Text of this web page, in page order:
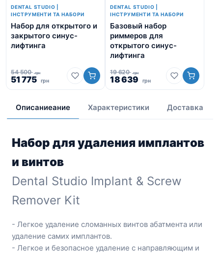
DENTAL STUDIO |
ІНСТРУМЕНТИ ТА НАБОРИ
Набор для открытого и
закрытого синус-
лифтинга
54 500 грн
Первоначальная
цена
54
500
грн.
51 775 грнТекущая
цена:
775
грн.
DENTAL STUDIO |
ІНСТРУМЕНТИ ТА НАБОРИ
Базовый набор
риммеров для
открытого синус-
лифтинга
19 620 грн
Первоначальная
цена
19
620
грн.
18 639 грнТекущая
цена:
Описаниеание Характеристики Доставка
Набор для удаления имплантов
и винтов
Dental Studio Implant & Screw
Remover Kit
- Легкое удаление сломанных винтов абатмента или
удаление самих имплантов.
- Легкое и безопасное удаление с направляющим и